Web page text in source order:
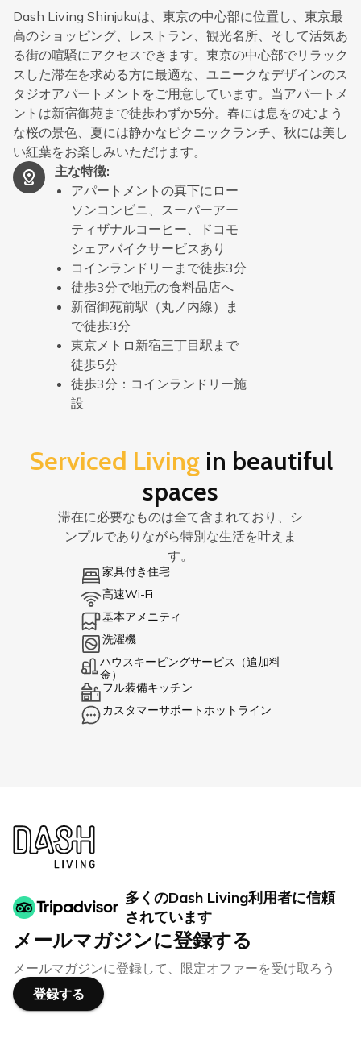
Dash Living Shinjukuは、東京の中心部に位置し、東京最
高のショッピング、レストラン、観光名所、そして活気あ
る街の喧騒にアクセスできます。東京の中心部でリラック
スした滞在を求める方に最適な、ユニークなデザインのス
タジオアパートメントをご用意しています。当アパートメ
ントは新宿御苑まで徒歩わずか5分。春には息をのむよう
な桜の景色、夏には静かなピクニックランチ、秋には美し
い紅葉をお楽しみいただけます。
主な特徴:
アパートメントの真下にロー
ソンコンビニ、スーパーアー
ティザナルコーヒー、ドコモ
シェアバイクサービスあり
コインランドリーまで徒歩3分
徒歩3分で地元の食料品店へ
新宿御苑前駅（丸ノ内線）ま
で徒歩3分
東京メトロ新宿三丁目駅まで
徒歩5分
徒歩3分：コインランドリー施
設
Serviced Livingin beautiful
spaces
滞在に必要なものは全て含まれており、シ
ンプルでありながら特別な生活を叶えま
す。
家具付き住宅
高速Wi-Fi
基本アメニティ
洗濯機
ハウスキーピングサービス（追加料
金）
フル装備キッチン
カスタマーサポートホットライン
多くのDash Living利用者に信頼
されています
メールマガジンに登録する
メールマガジンに登録して、限定オファーを受け取ろう
登録する